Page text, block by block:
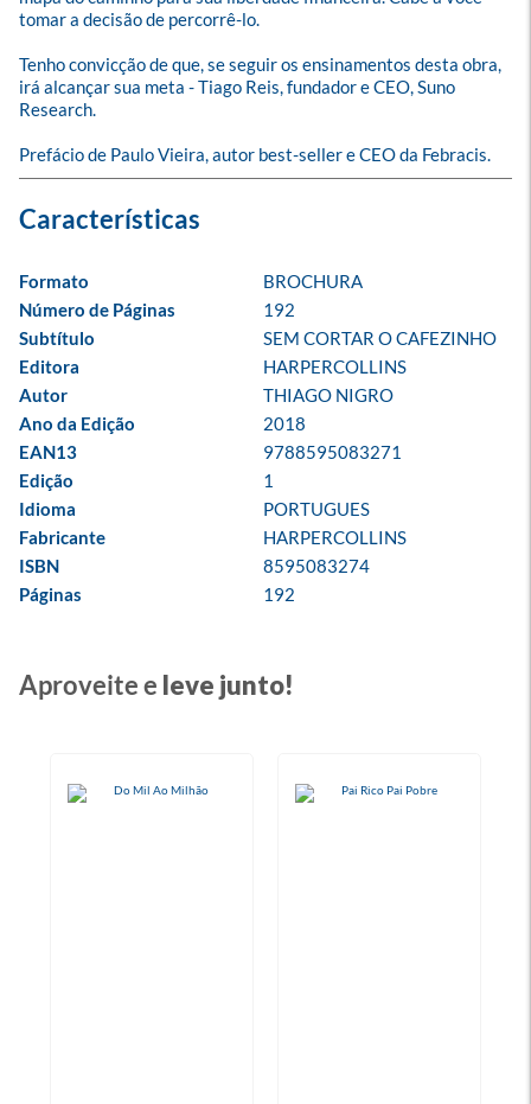
tomar a decisão de percorrê-lo.
Tenho convicção de que, se seguir os ensinamentos desta obra,
irá alcançar sua meta - Tiago Reis, fundador e CEO, Suno
Research.
Prefácio de Paulo Vieira, autor best-seller e CEO da Febracis.
Formato
BROCHURA
Número de Páginas
192
Subtítulo
SEM CORTAR O CAFEZINHO
Editora
HARPERCOLLINS
Autor
THIAGO NIGRO
Ano da Edição
2018
EAN13
9788595083271
Edição
1
Idioma
PORTUGUES
Fabricante
HARPERCOLLINS
ISBN
8595083274
Páginas
192
Aproveite e leve junto!